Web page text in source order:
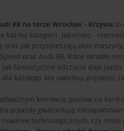
R8 na torze Wrocław - Krzywa to
każdej kategorii. Japońsko -
oraz jak przyspieszają obie
oraz Audi R8, które skradło
jak fantastyczne odczucia daje
dla każdego, kto uwielbia prędkość
kierowcą, postaw na
pojazdy gwarantują
technologicznych, czy